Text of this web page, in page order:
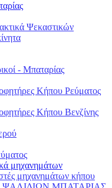
Ψεκαστικών
- Μπαταρίας
Κήπου Ρεύματος
Κήπου Βενζίνης
μηχανημάτων
μηχανημάτων κήπου